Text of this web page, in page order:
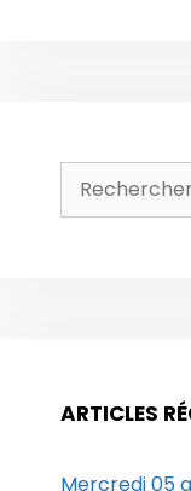
Rechercher :
ARTICLES
Mercredi 05